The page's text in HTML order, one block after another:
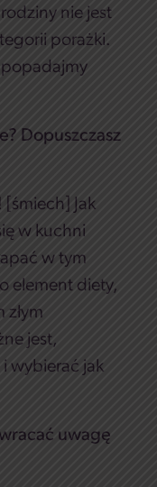
nie jest
porażki.
popadajmy
Dopuszczasz
śmiech ] Jak
w kuchni
w tym
element diety,
złym
jest,
wybierać jak
uwagę